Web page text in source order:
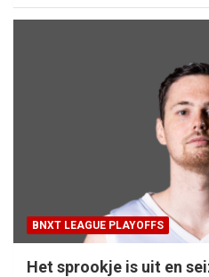
BNXT LEAGUE PLAYOFFS
Het sprookje is uit en